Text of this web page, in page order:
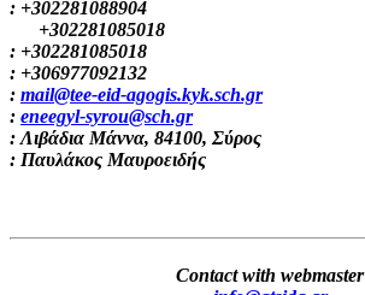
: +302281088904
+302281085018
: +302281085018
: +306977092132
: mail@tee-eid-agogis.kyk.sch.gr
: eneegyl-syrou@sch.gr
: Λιβάδια Μάννα, 84100, Σύρος
: Παυλάκος Μαυροειδής
Contact with webmaster